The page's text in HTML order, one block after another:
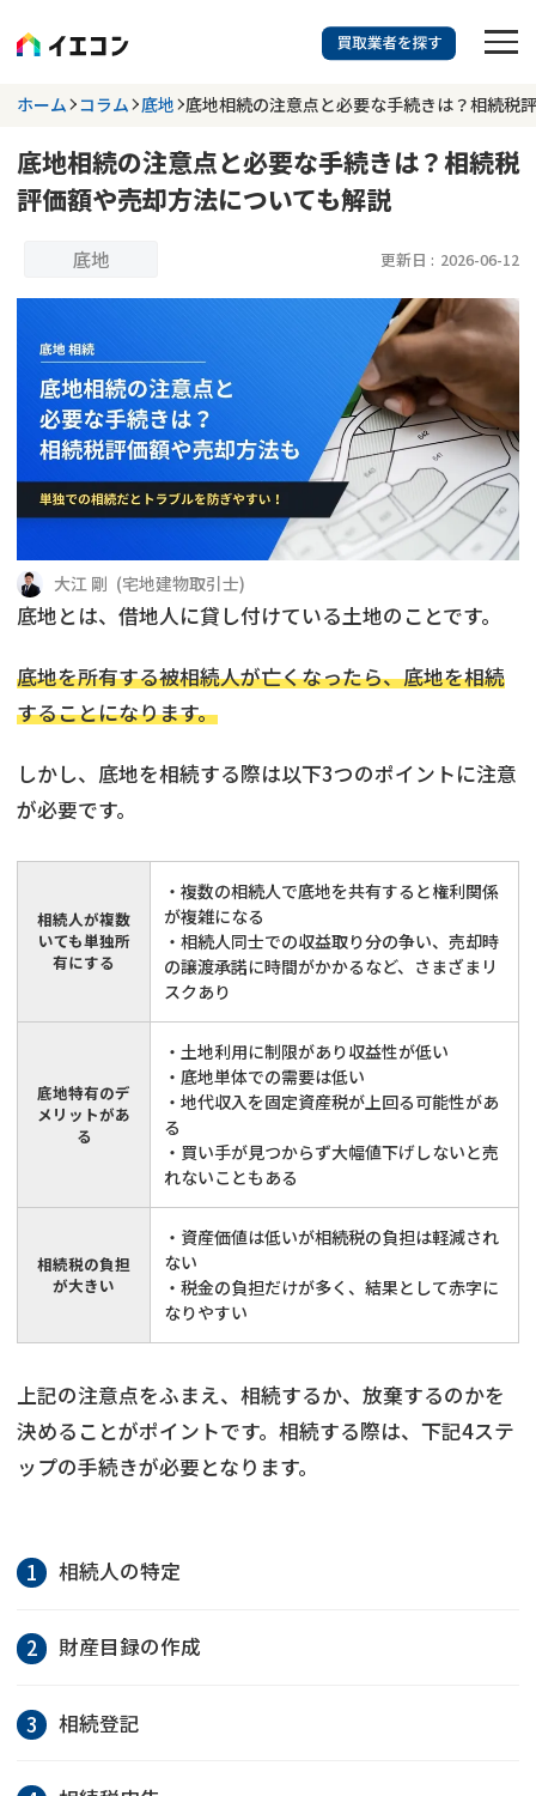
訳あり物件に強い業者を探す
都道府県を選択 相談内容を選択
2026年07月31日
相談内容で探す
空き家 事故物件
再建築不可 底地
借地
リースバック
不動産コラム
不動産売却 再建築不可物件
共有持分
土地売却
借地 不動産リースバック
ホーム コラム 底地 底地相続の注意点と必要な手続きは？相続税
底地相続の注意点と必要な手続きは？相続税
評価額や売却方法についても解説
底地 更新日 : 2026-06-12
大江 剛 (宅地建物取引士)
底地とは、借地人に貸し付けている土地のことです。
底地を所有する被相続人が亡くなったら、底地を相続
することになります。
しかし、底地を相続する際は以下3つのポイントに注意
が必要です。
相続人が複数
いても単独所
有にする
・複数の相続人で底地を共有すると権利関係
が複雑になる
・相続人同士での収益取り分の争い、売却時
の譲渡承諾に時間がかかるなど、さまざまリ
スクあり
底地特有のデ
メリットがあ
る
・土地利用に制限があり収益性が低い
・底地単体での需要は低い
・地代収入を固定資産税が上回る可能性があ
る
・買い手が見つからず大幅値下げしないと売
れないこともある
相続税の負担
が大きい
・資産価値は低いが相続税の負担は軽減され
ない
・税金の負担だけが多く、結果として赤字に
なりやすい
上記の注意点をふまえ、相続するか、放棄するのかを
決めることがポイントです。相続する際は、下記4ステ
ップの手続きが必要となります。
相続人の特定
財産目録の作成
相続登記